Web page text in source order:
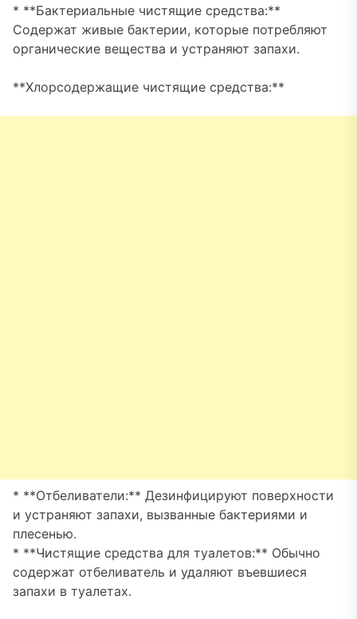
* **Бактериальные чистящие средства:**
Содержат живые бактерии, которые потребляют
органические вещества и устраняют запахи.
**Хлорсодержащие чистящие средства:**
* **Отбеливатели:** Дезинфицируют поверхности
и устраняют запахи, вызванные бактериями и
плесенью.
* **Чистящие средства для туалетов:** Обычно
содержат отбеливатель и удаляют въевшиеся
запахи в туалетах.